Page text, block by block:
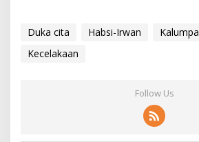
Duka cita Habsi-Irwan
Kecelakaan
Follow Us